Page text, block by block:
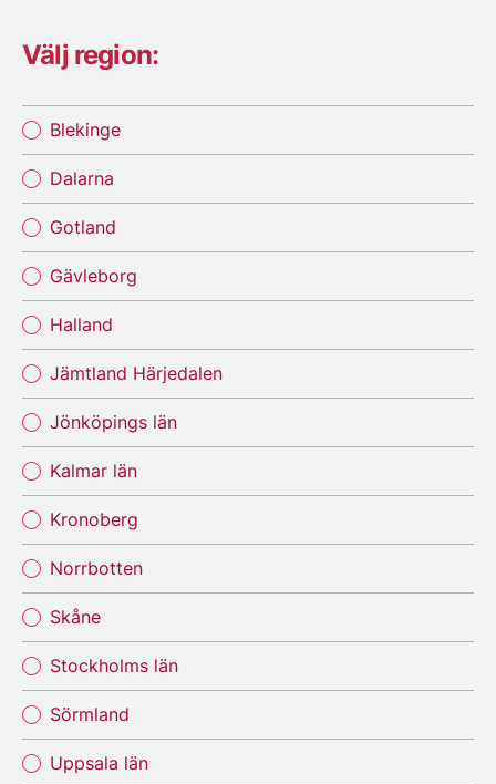
Välj region:
Blekinge
Dalarna
Gotland
Gävleborg
Halland
Jämtland Härjedalen
Jönköpings län
Kalmar län
Kronoberg
Norrbotten
Skåne
Stockholms län
Sörmland
Uppsala län